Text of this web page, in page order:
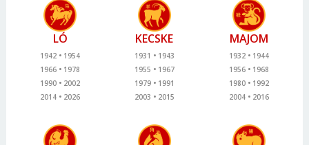
LÓ
1942
1954
1966
1978
1990
2002
2014
2026
KECSKE
1931
1943
1955
1967
1979
1991
2003
2015
MAJOM
1932
1944
1956
1968
1980
1992
2004
2016